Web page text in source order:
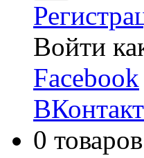
Войти
Facebook
0 товаров